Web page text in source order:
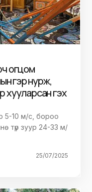
огцом
гэр нурж,
хууларсан гэх
5-10 м/с, бороо
түр зуур 24-33 м/
25/07/2025